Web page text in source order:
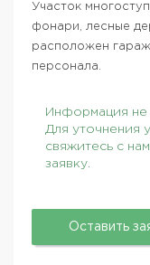
Участок
фонари, лесные
расположен
персонала.
Информация не
Для уточнения
свяжитесь с
заявку.
Оставить